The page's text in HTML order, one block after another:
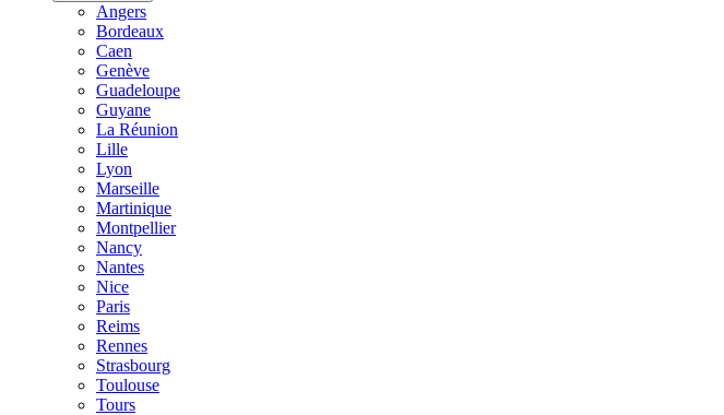
Angers
Bordeaux
Caen
Genève
Guadeloupe
Guyane
La Réunion
Lille
Lyon
Marseille
Martinique
Montpellier
Nancy
Nantes
Nice
Paris
Reims
Rennes
Strasbourg
Toulouse
Tours